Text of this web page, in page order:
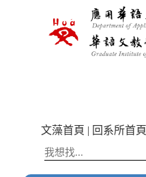
文藻首頁 | 回系所首頁